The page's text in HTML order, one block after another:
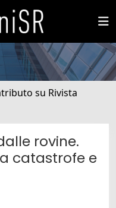
su Rivista
rovine.
catastrofe e